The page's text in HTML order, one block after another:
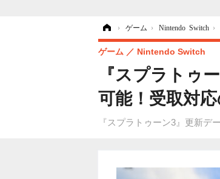
› ゲーム › Nintendo Switch ›
『スプラトゥ
可能！受取対
『スプラトゥーン3』更新デ
ゲーム Nintendo Switch